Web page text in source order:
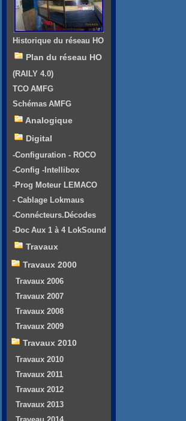
Historique du réseau HO
Plan du réseau HO
(RAILY 4.0)
TCO AMFG
Schémas AMFG
Analogique
Digital
-Configuration - ROCO
-Config -Intellibox
-Prog Moteur LEMACO
- Cablage Lokmaus
-Connécteurs.Décodes
-Doc Aux 1 à 4 LokSound
Travaux
Travaux 2000
Travaux 2006
Travaux 2007
Travaux 2008
Travaux 2009
Travaux 2010
Travaux 2010
Travaux 2011
Travaux 2012
Travaux 2013